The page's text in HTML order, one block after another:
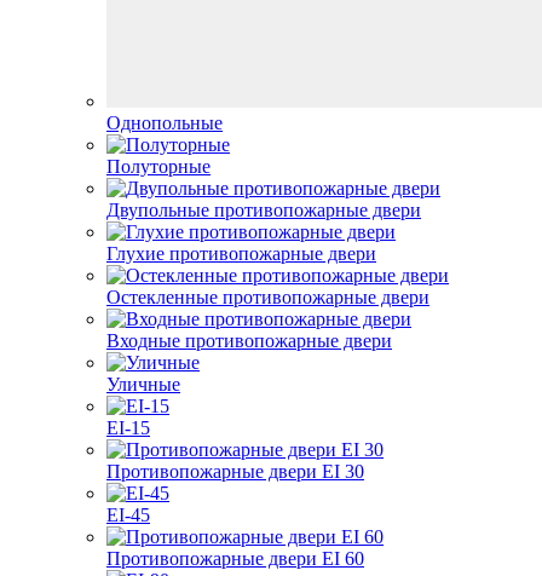
Однопольные
Полуторные
Двупольные противопожарные двери
Глухие противопожарные двери
Остекленные противопожарные двери
Входные противопожарные двери
Уличные
EI-15
Противопожарные двери EI 30
EI-45
Противопожарные двери EI 60